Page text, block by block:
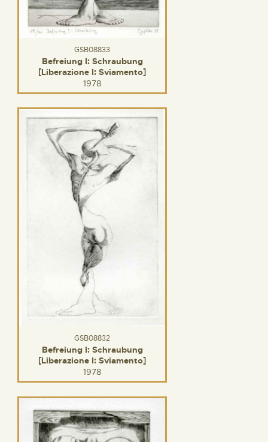
GSB08833
Befreiung I: Schraubung
[Liberazione I: Sviamento]
1978
GSB08832
Befreiung I: Schraubung
[Liberazione I: Sviamento]
1978